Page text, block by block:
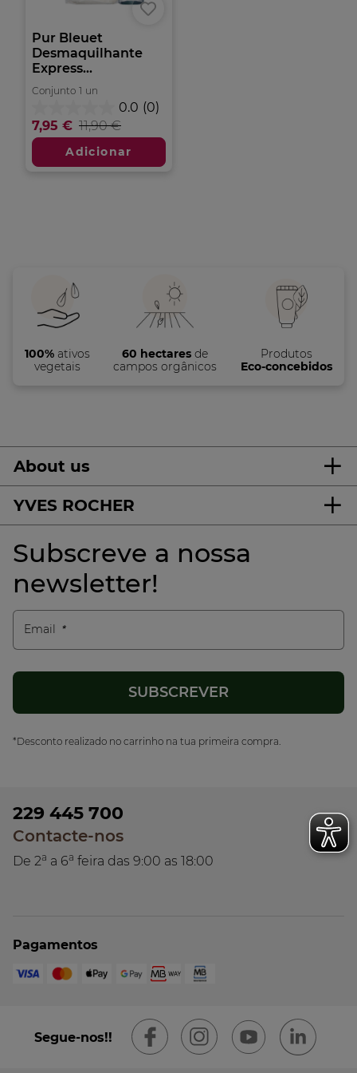
Pur Bleuet
Desmaquilhante
Express...
Conjunto 1 un
0.0 (0)
em
5
estrelas.
7,95 € 11,90 €
Adicionar
100%ativos
vegetais
60 hectares de
campos orgânicos
Produtos
Eco-concebidos
About us
YVES ROCHER
Subscreve a nossa
newsletter!
Email
*Desconto realizado no carrinho na tua primeira compra.
229 445 700
Contacte-nos
De 2a a 6a feira das 9:00 as 18:00
Pagamentos
Segue-nos!!